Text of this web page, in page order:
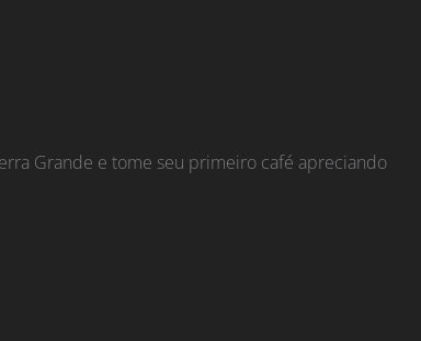
Grande e tome seu primeiro café apreciando